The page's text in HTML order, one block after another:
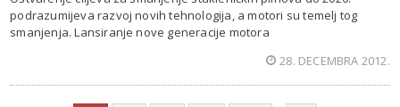
podrazumijeva razvoj novih tehnologija, a motori su temelj tog
smanjenja. Lansiranje nove generacije motora
28. DECEMBRA 2012.